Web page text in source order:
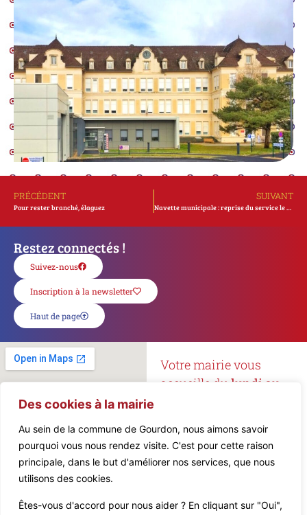
Des cookies à la mairie
Au sein de la commune de Gourdon, nous aimons savoir
pourquoi vous nous rendez visite. C'est pour cette raison
principale, dans le but d'améliorer nos services, que nous
utilisons des cookies.
Êtes-vous d'accord pour nous aider ? En cliquant sur "Oui",
PRÉCÉDENT
Pour rester branché, élaguez
SUIVANT
Navette municipale : reprise du service le 2 juin 2026
Restez connectés !
Suivez-nous
Inscription à la newsletter
Haut de page
Votre mairie vous
accueille du lundi au
Mairie de Gourdon
5, Place de l’Hôtel de Ville
Téléphone :05 65 27 01 10